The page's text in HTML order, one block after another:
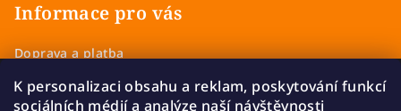
K personalizaci obsahu a reklam, poskytování funkcí
sociálních médií a analýze naší návštěvnosti
Informace pro vás
Doprava a platba
Zásady ochrany osobních údajů